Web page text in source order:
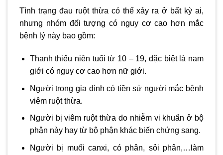
Tình trạng đau ruột thừa có thể xảy ra ở bất kỳ ai,
nhưng nhóm đối tượng có nguy cơ cao hơn mắc
bệnh lý này bao gồm:
Thanh thiếu niên tuổi từ 10 – 19, đặc biệt là nam
giới có nguy cơ cao hơn nữ giới.
Người trong gia đình có tiền sử người mắc bệnh
viêm ruột thừa.
Người bị viêm ruột thừa do nhiễm vi khuẩn ở bộ
phận này hay từ bộ phận khác biến chứng sang.
Người bị muối canxi, có phân, sỏi phân,…làm